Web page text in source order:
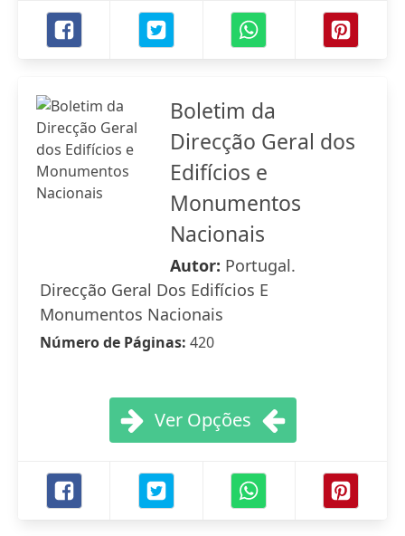
Boletim da
Direcção Geral dos
Edifícios e
Monumentos
Nacionais
Autor: Portugal.
Direcção Geral Dos Edifícios E
Monumentos Nacionais
Número de Páginas: 420
Ver Opções